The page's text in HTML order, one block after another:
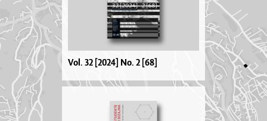
Vol. 32 [2024] No. 2 [68]